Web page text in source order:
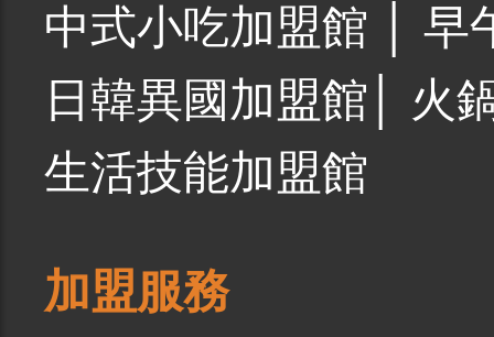
中式小吃加盟館
早
日韓異國加盟館
火
生活技能加盟館
加盟服務